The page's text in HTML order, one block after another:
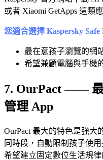
或者 Xiaomi GetApps 這類
您適合選擇 Kaspersky
最在意孩子瀏覽的網
希望兼顧電腦與手機
7. OurPact ——
管理 App
OurPact 最大的特色是強
同時段，自動限制孩子使
希望建立固定數位生活規律